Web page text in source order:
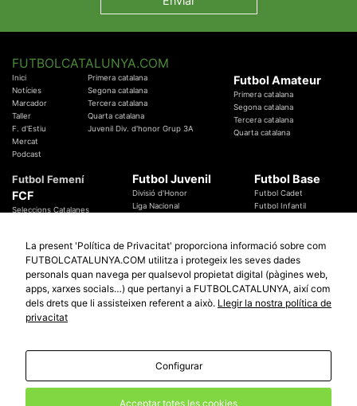
FUTBOLCATALUNYA.COM
Inici
Notícies
Marcador
Taller
F. d'Estiu
Mercat
Podcast
Primera catalana
Segona catalana
Tercera catalana
Quarta catalana
Juvenil Div. d'honor Grup 3A
Futbol Amateur
Primera catalana
Segona catalana
Tercera catalana
Quarta catalana
Futbol Femení
FCF
Seleccions Catalanes
Temes Federatius
Futbol Juvenil
Divisió d'Honor
Liga Nacional
Futbol Base
Futbol Cadet
Futbol Infantil
Futbol Catalunya
Promocions
Sortejos
Participació
Especials
Copa Catalunya Absoluta 2019
Copa del Rei 2019 - 2020
© 2010 - 2026FutbolCatalunya.com
La present 'Política de Privacitat' proporciona informació sobre com
FUTBOLCATALUNYA.COM utilitza i protegeix les seves dades
personals quan navega per qualsevol propietat digital (pàgines web,
apps, xarxes socials…) que pertanyi a FUTBOLCATALUNYA, així com
dels drets que li assisteixen referent a això. Llegir la nostra política de
privacitat
Configurar
Acceptar totes les cookies